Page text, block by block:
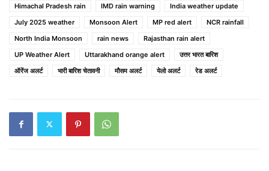
Himachal Pradesh rain
IMD rain warning
India weather update
July 2025 weather
Monsoon Alert MP red alert
NCR rainfall
North India Monsoon
rain news
Rajasthan rain alert
UP Weather Alert
Uttarakhand orange alert
उत्तर भारत बारिश
ऑरेंज अलर्ट
भारी बारिश चेतावनी मौसम अलर्ट येलो अलर्ट रेड अलर्ट